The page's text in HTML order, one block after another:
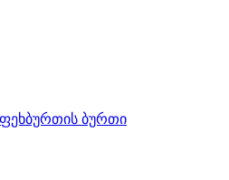
ფეხბურთის ბურთი